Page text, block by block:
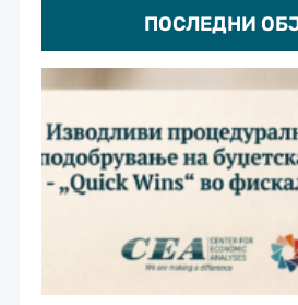
ПОСЛЕДНИ